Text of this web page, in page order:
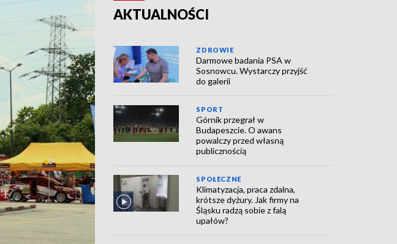
AKTUALNOŚCI
ZDROWIE
Darmowe badania PSA w
Sosnowcu. Wystarczy przyjść
do galerii
SPORT
Górnik przegrał w
Budapeszcie. O awans
powalczy przed własną
publicznością
SPOŁECZNE
Klimatyzacja, praca zdalna,
krótsze dyżury. Jak firmy na
Śląsku radzą sobie z falą
upałów?